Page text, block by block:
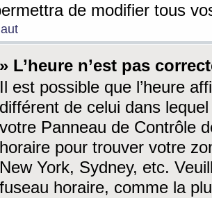
de modifier tous
» L’heure n’est pas
Il est possible que l’heure
différent de celui dans
votre Panneau de Contrôle
horaire pour trouver votre
New York, Sydney, etc.
fuseau horaire, comme la